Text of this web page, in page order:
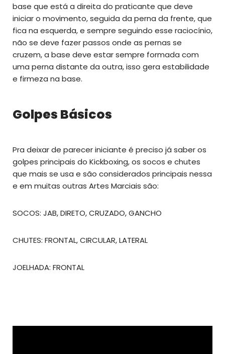
base que está a direita do praticante que deve
iniciar o movimento, seguida da perna da frente, que
fica na esquerda, e sempre seguindo esse raciocínio,
não se deve fazer passos onde as pernas se
cruzem, a base deve estar sempre formada com
uma perna distante da outra, isso gera estabilidade
e firmeza na base.
Golpes Básicos
Pra deixar de parecer iniciante é preciso já saber os
golpes principais do Kickboxing, os socos e chutes
que mais se usa e são considerados principais nessa
e em muitas outras Artes Marciais são:
SOCOS: JAB, DIRETO, CRUZADO, GANCHO
CHUTES: FRONTAL, CIRCULAR, LATERAL
JOELHADA: FRONTAL